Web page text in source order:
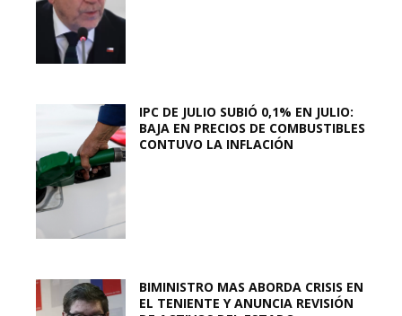
IPC DE JULIO SUBIÓ 0,1% EN JULIO:
BAJA EN PRECIOS DE COMBUSTIBLES
CONTUVO LA INFLACIÓN
BIMINISTRO MAS ABORDA CRISIS EN
EL TENIENTE Y ANUNCIA REVISIÓN